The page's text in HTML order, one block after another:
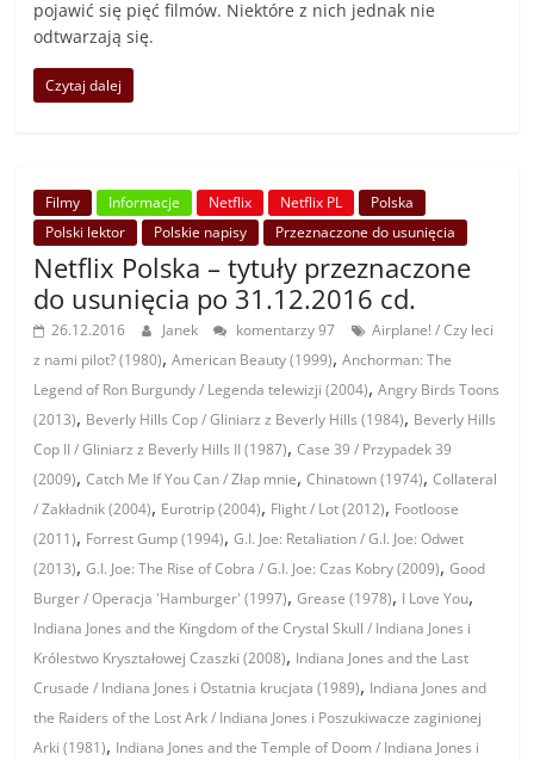
pojawić się pięć filmów. Niektóre z nich jednak nie
odtwarzają się.
Czytaj dalej
Filmy Informacje Netflix Netflix PL
Polska
Polski lektor
Polskie napisy Przeznaczone do usunięcia
Netflix Polska – tytuły przeznaczone
do usunięcia po 31.12.2016 cd.
26.12.2016 Janek komentarzy 97
Airplane! / Czy leci
z nami pilot? (1980),American Beauty (1999),Anchorman: The
Legend of Ron Burgundy / Legenda telewizji (2004),Angry Birds Toons
(2013), Beverly Hills Cop / Gliniarz z Beverly Hills (1984), Beverly Hills
Cop II / Gliniarz z Beverly Hills II (1987),Case 39 / Przypadek 39
(2009),Catch Me If You Can / Złap mnie,Chinatown (1974),Collateral
/ Zakładnik (2004), Eurotrip (2004), Flight / Lot (2012), Footloose
(2011), Forrest Gump (1994),G.I. Joe: Retaliation / G.I. Joe: Odwet
(2013),G.I. Joe: The Rise of Cobra / G.I. Joe: Czas Kobry (2009),Good
Burger / Operacja 'Hamburger' (1997),Grease (1978), I Love You,
Indiana Jones and the Kingdom of the Crystal Skull / Indiana Jones i
Królestwo Kryształowej Czaszki (2008), Indiana Jones and the Last
Crusade / Indiana Jones i Ostatnia krucjata (1989), Indiana Jones and
the Raiders of the Lost Ark / Indiana Jones i Poszukiwacze zaginionej
Arki (1981), Indiana Jones and the Temple of Doom / Indiana Jones i